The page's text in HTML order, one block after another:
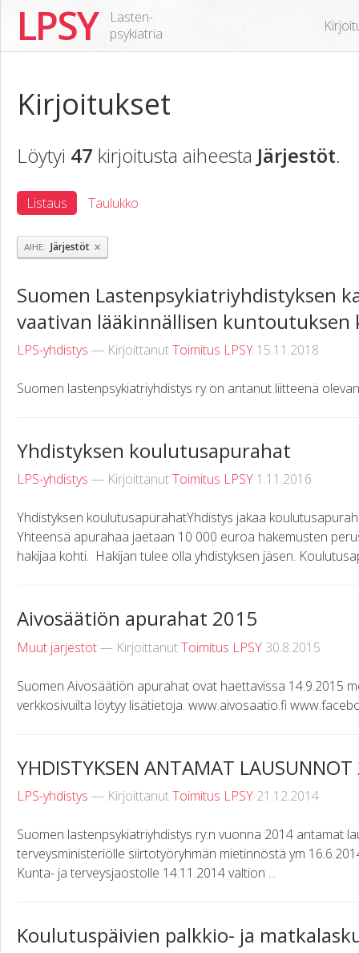
LPSY
Lasten-
psykiatria
Kirjoitukset
Löytyi 47 kirjoitusta aiheesta Järjestöt.
Listaus Taulukko
AIHE Järjestöt ×
Suomen Lastenpsykiatriyhdistyksen
vaativan lääkinnällisen kuntoutuksen
LPS-yhdistys — KirjoittanutToimitus LPSY 15.11.2018
Suomen lastenpsykiatriyhdistys ry on antanut liitteenä
Yhdistyksen koulutusapurahat
LPS-yhdistys — KirjoittanutToimitus LPSY 1.11.2016
Yhdistyksen koulutusapurahatYhdistys jakaa
Yhteensä apurahaa jaetaan 10 000 euroa hakemusten
hakijaa kohti. Hakijan tulee olla yhdistyksen jäsen.
Aivosäätiön apurahat 2015
Muut järjestöt— KirjoittanutToimitus LPSY 30.8.2015
Suomen Aivosäätiön apurahat ovat haettavissa 14.9.2015
verkkosivuilta löytyy lisätietoja. www.aivosaatio.fi
YHDISTYKSEN ANTAMAT
LPS-yhdistys — KirjoittanutToimitus LPSY 21.12.2014
Suomen lastenpsykiatriyhdistys ry:n vuonna 2014 antamat
terveysministeriölle siirtotyöryhmän mietinnöstä ym
Kunta- ja terveysjaostolle 14.11.2014 valtion ...
Koulutuspäivien palkkio- ja